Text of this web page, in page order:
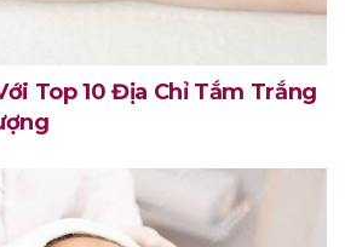
Top 10 Địa Chỉ Tắm Trắng